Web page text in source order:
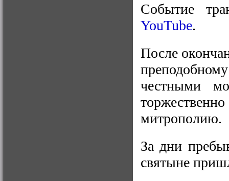
Событие
YouTube.
После
честными
митрополию.
За дни
святыне